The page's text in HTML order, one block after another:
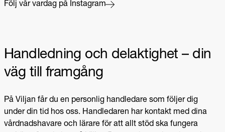
Följ vår vardag på Instagram
Handledning och delaktighet – din
väg till framgång
På Viljan får du en personlig handledare som följer dig
underdin tid hos oss. Handledaren har kontakt med dina
vårdnadshavare och lärare för att allt stöd ska fungera